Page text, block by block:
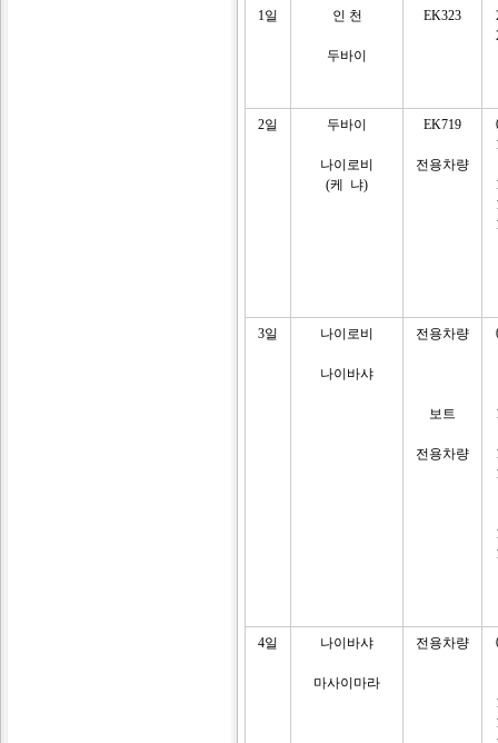
1일
인 천
두바이
EK323
2일 두바이
나이로비
(케 냐)
EK719
전용차량
3일 나이로비
나이바샤
전용차량
보트
전용차량
4일 나이바샤
마사이마라
전용차량